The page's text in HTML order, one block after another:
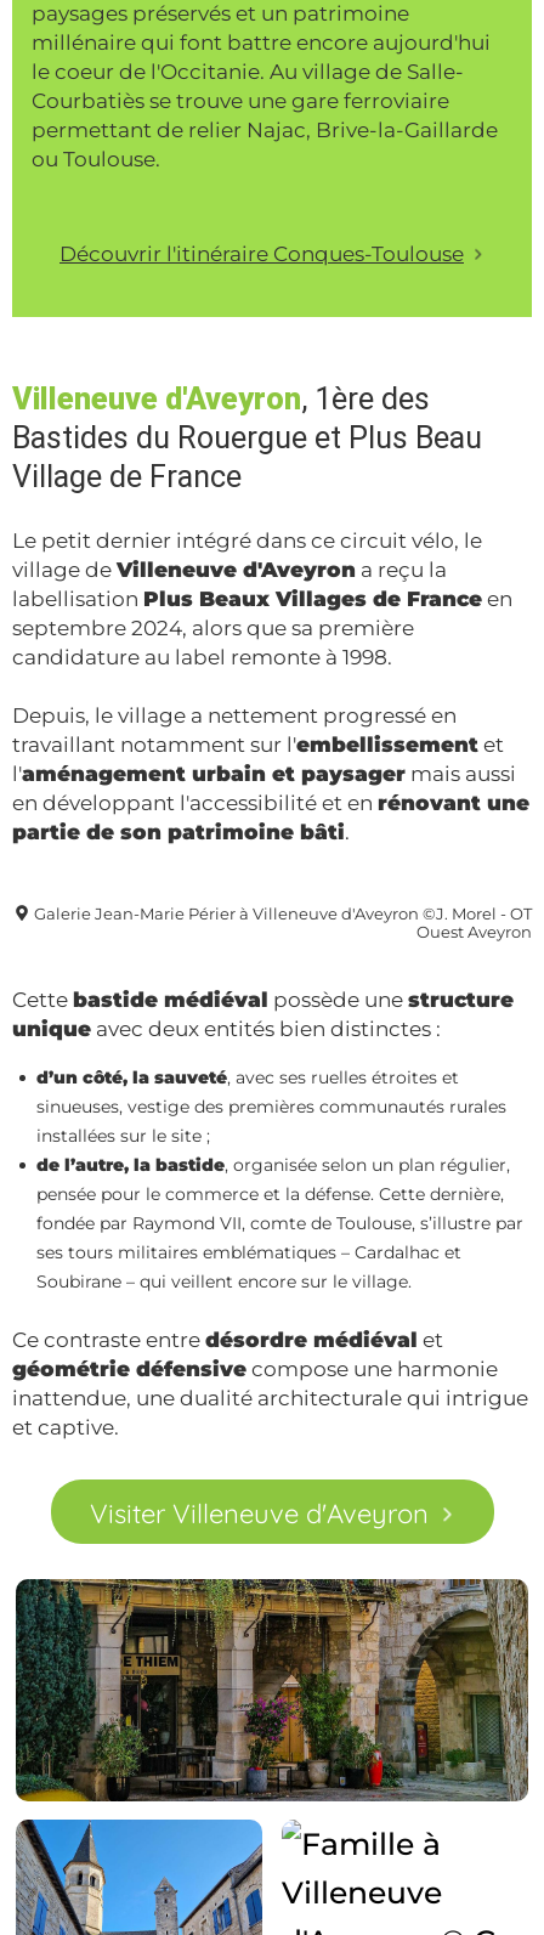
paysages préservés et un patrimoine
millénaire qui font battre encore aujourd'hui
le coeur de l'Occitanie. Au village de Salle-
Courbatiès se trouve une gare ferroviaire
permettant de relier Najac, Brive-la-Gaillarde
ou Toulouse.
Découvrir l'itinéraire Conques-Toulouse
Villeneuve d'Aveyron, 1ère des
Bastides du Rouergue et Plus Beau
Village de France
Le petit dernier intégré dans ce circuit vélo, le
village deVilleneuve d'Aveyron a reçu la
labellisation Plus Beaux Villages de France en
septembre 2024, alors que sa première
candidature au label remonte à 1998.
Depuis, le village a nettement progressé en
travaillant notamment sur l'embellissement et
l'aménagement urbain et paysager mais aussi
en développant l'accessibilité et en rénovant une
partie de son patrimoine bâti.
Galerie Jean-Marie Périer à Villeneuve d'Aveyron ©J. Morel - OT
Ouest Aveyron
Cette bastide médiéval possède une structure
unique avec deux entités bien distinctes :
d’un côté, la sauveté, avec ses ruelles étroites et
sinueuses, vestige des premières communautés rurales
installées sur le site ;
de l’autre, la bastide, organisée selon un plan régulier,
pensée pour le commerce et la défense. Cette dernière,
fondée par Raymond VII, comte de Toulouse, s’illustre par
ses tours militaires emblématiques – Cardalhac et
Soubirane – qui veillent encore sur le village.
Ce contraste entre désordre médiéval et
géométrie défensive compose une harmonie
inattendue, une dualité architecturale qui intrigue
et captive.
Visiter Villeneuve d'Aveyron